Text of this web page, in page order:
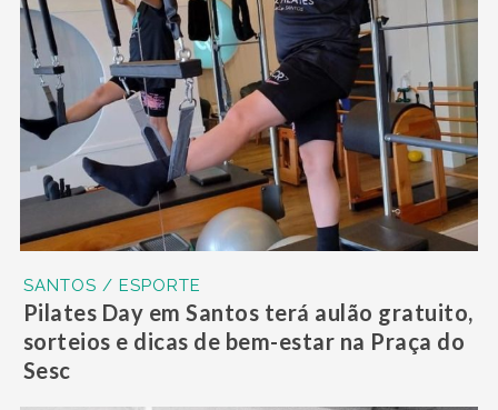
SANTOS / ESPORTE
Pilates Day em Santos terá aulão gratuito,
sorteios e dicas de bem-estar na Praça do
Sesc